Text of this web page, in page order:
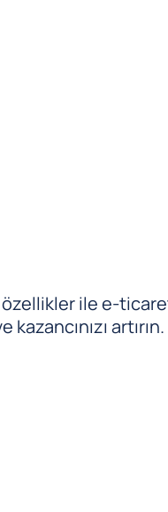
özellikler ile e-
artırın.